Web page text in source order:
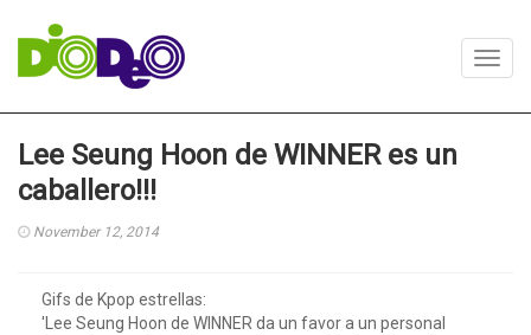
Lee Seung Hoon de WINNER es un
caballero!!!
November 12, 2014
Gifs de Kpop estrellas:
'Lee Seung Hoon de WINNER da un favor a un personal